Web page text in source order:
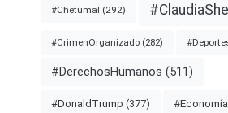
#Chetumal (292)
#CrimenOrganizado (282)
#DerechosHumanos (511)
#DonaldTrump (377) #Economía